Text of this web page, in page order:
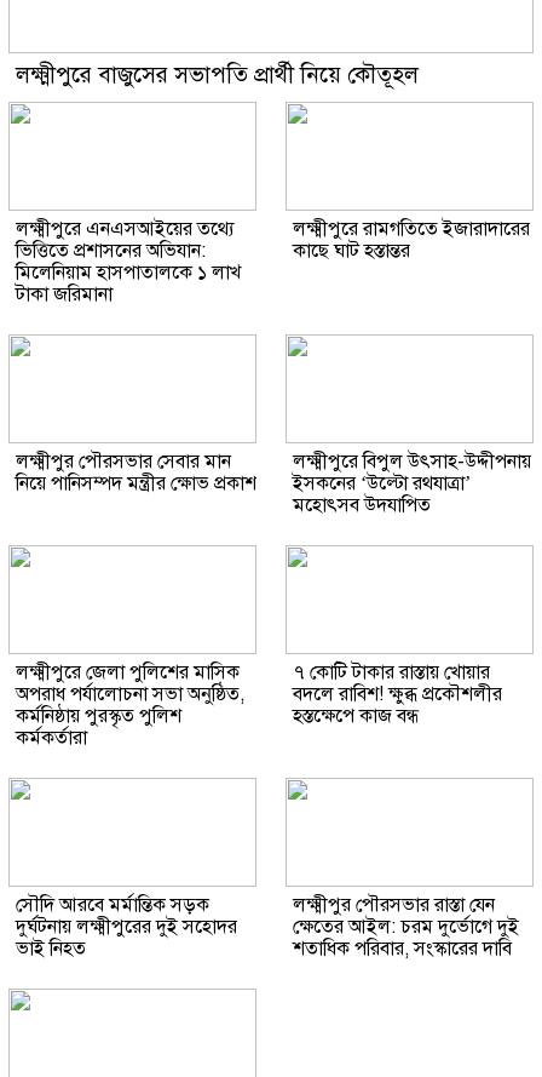
লক্ষ্মীপুরে বাজুসের সভাপতি প্রার্থী নিয়ে কৌতূহল
লক্ষ্মীপুরে এনএসআইয়ের তথ্যে
ভিত্তিতে প্রশাসনের অভিযান:
মিলেনিয়াম হাসপাতালকে ১ লাখ
টাকা জরিমানা
লক্ষ্মীপুরে রামগতিতে ইজারাদারের
কাছে ঘাট হস্তান্তর
লক্ষ্মীপুর পৌরসভার সেবার মান
নিয়ে পানিসম্পদ মন্ত্রীর ক্ষোভ প্রকাশ
লক্ষ্মীপুরে বিপুল উৎসাহ-উদ্দীপনায়
ইসকনের ‘উল্টো রথযাত্রা’
মহোৎসব উদযাপিত
লক্ষ্মীপুরে জেলা পুলিশের মাসিক
অপরাধ পর্যালোচনা সভা অনুষ্ঠিত,
কর্মনিষ্ঠায় পুরস্কৃত পুলিশ
কর্মকর্তারা
৭ কোটি টাকার রাস্তায় খোয়ার
বদলে রাবিশ! ক্ষুব্ধ প্রকৌশলীর
হস্তক্ষেপে কাজ বন্ধ
সৌদি আরবে মর্মান্তিক সড়ক
দুর্ঘটনায় লক্ষ্মীপুরের দুই সহোদর
ভাই নিহত
লক্ষ্মীপুর পৌরসভার রাস্তা যেন
ক্ষেতের আইল: চরম দুর্ভোগে দুই
শতাধিক পরিবার, সংস্কারের দাবি